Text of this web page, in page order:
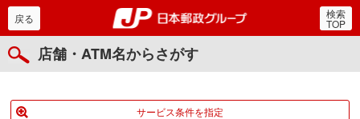
郵便局・日本郵政グルー
戻る 検索
TOP
店舗・ATM名からさがす
サービス条件を指定